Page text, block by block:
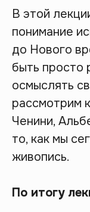
В этой
понимание
до Нового
быть просто
осмыслять
рассмотрим
Ченини,
то, как мы
живопись.
По итогу